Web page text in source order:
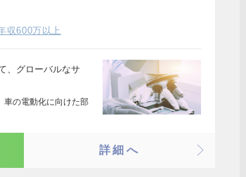
収600万以上
、グローバルなサ
車の電動化に向けた部
詳細へ